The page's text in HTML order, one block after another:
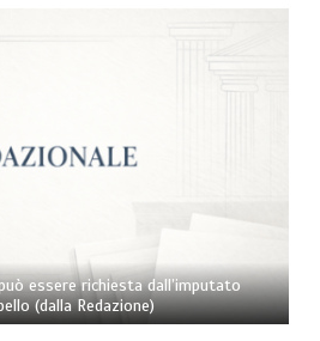
essere richiesta dall’imputato
(dalla Redazione)